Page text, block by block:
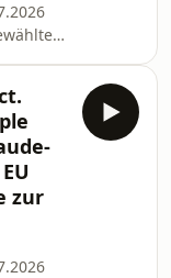
KI-
zur